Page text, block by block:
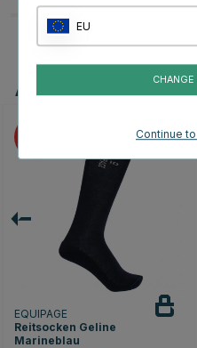
Andere Produkte, die
EQUIPAGE
Reitsocken Geline
Marineblau
EU
Continue